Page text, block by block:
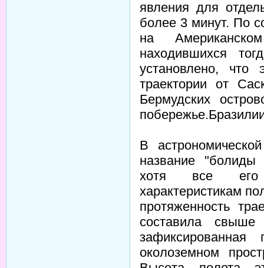
явления для
более 3 минут. По
на
находившихся
установлено,
траектории от
Бермудских
В
название
хотя все его
характеристикам
протяженность
составила
околоземном